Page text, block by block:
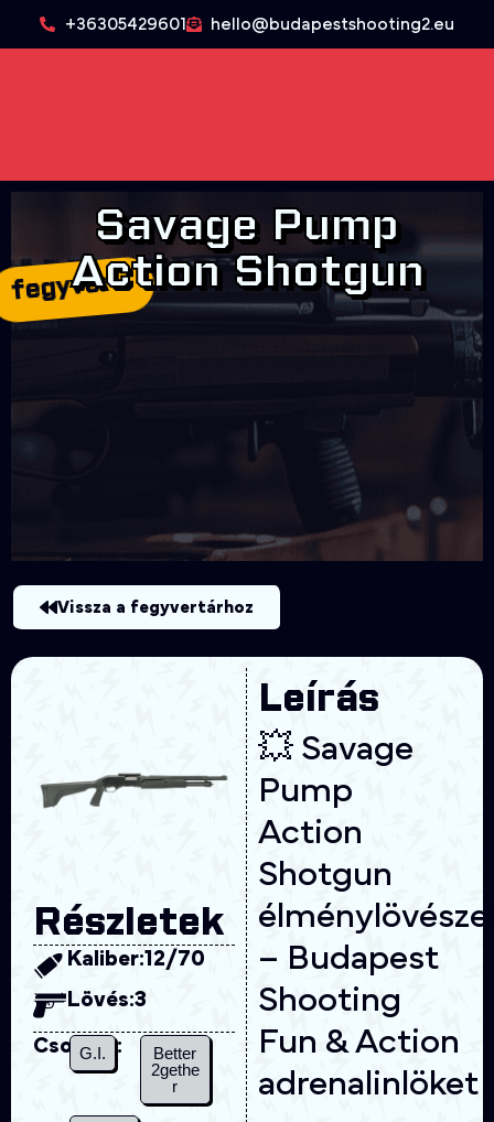
+36305429601 hello@budapestshooting2.eu
Savage Pump
Action Shotgun
fegyver
Vissza a fegyvertárhoz
Részletek
Kaliber:12/70
Lövés:3
Csomag:
G.I.
Better
2gethe
r
Leírás
💥 Savage
Pump
Action
Shotgun
– Budapest
Shooting
Fun & Action
adrenalinlöket